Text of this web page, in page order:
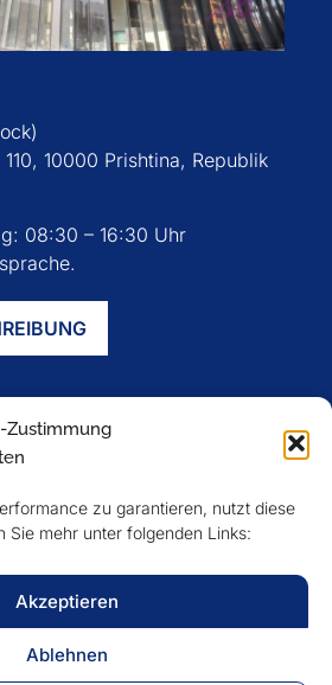
Zustimmung
zu garantieren, nutzt diese
Sie mehr unter folgenden Links:
Akzeptieren
Ablehnen
110, 10000 Prishtina, Republik
08:30 – 16:30 Uhr
SIE UNS